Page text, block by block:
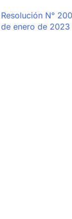
Resolución N°
de enero de 2023